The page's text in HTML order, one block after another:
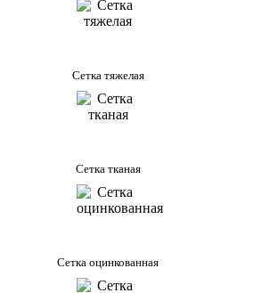
Сетка тяжелая
Сетка тканая
Сетка оцинкованная